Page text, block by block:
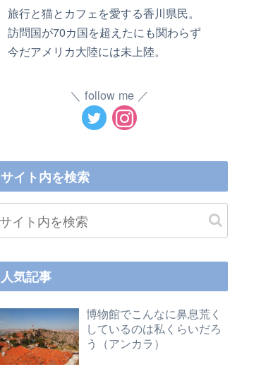
旅行と猫とカフェを愛する香川県民。
訪問国が70カ国を超えたにも関わらず
今だアメリカ大陸には未上陸。
follow me
サイト内を検索
人気記事
博物館でこんなに鼻息荒く
しているのは私くらいだろ
う（アンカラ）